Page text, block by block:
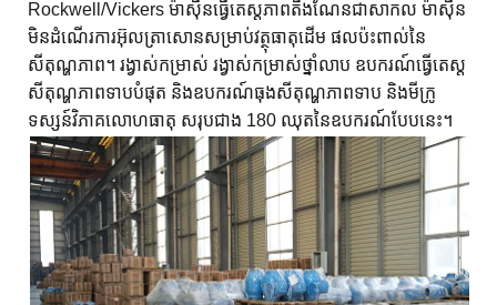
Rockwell/Vickers ម៉ាស៊ីនធ្វើតេស្តភាពតឹងណែនជាសាកល ម៉ាស៊ីន
មិនដំណើរការអ៊ុលត្រាសោនសម្រាប់វត្ថុធាតុដើម ផលប៉ះពាល់នៃ
សីតុណ្ហភាព។ រង្វាស់កម្រាស់ រង្វាស់កម្រាស់ថ្នាំលាប ឧបករណ៍ធ្វើតេស្ត
សីតុណ្ហភាពទាបបំផុត និងឧបករណ៍ធុងសីតុណ្ហភាពទាប និងមីក្រូ
ទស្សន៍វិភាគលោហធាតុ សរុបជាង 180 ឈុតនៃឧបករណ៍បែបនេះ។